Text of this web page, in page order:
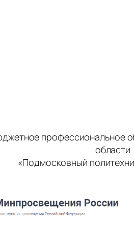
профессиональное
области
«Подмосковный